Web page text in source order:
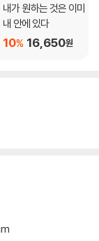
내가 원하는 것은 이미
내 안에 있다
16,650원
10%